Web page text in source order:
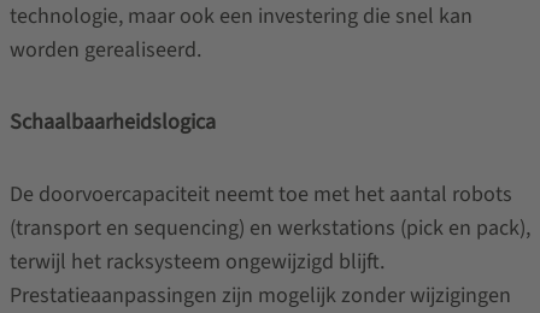
technologie, maar ook een investering die snel kan
worden gerealiseerd.
Schaalbaarheidslogica
De doorvoercapaciteit neemt toe met het aantal robots
(transport en sequencing) en werkstations (pick en pack),
terwijl het racksysteem ongewijzigd blijft.
Prestatieaanpassingen zijn mogelijk zonder wijzigingen